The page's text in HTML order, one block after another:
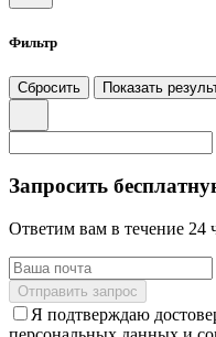
Фильтр
Сбросить Показать
Запросить
Ответим вам в течение 24
Отправить запрос
Я подтверждаю